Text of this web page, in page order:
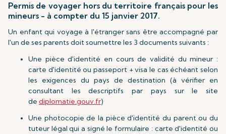
Permis de voyager hors du territoire français pour les
mineurs - à compter du 15 janvier 2017.
Un enfant qui voyage à l'étranger sans être accompagné par
l'un de ses parents doit soumettre les 3 documents suivants :
Une pièce d'identité en cours de validité du mineur :
carte d'identité ou passeport + visa le cas échéant selon
les exigences du pays de destination (à vérifier en
consultant les descriptifs par pays sur le site
de diplomatie.gouv.fr)
Une photocopie de la pièce d'identité du parent ou du
tuteur légal qui a signé le formulaire : carte d'identité ou